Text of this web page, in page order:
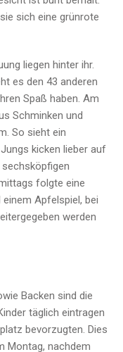
sich eine grünrote
liegen hinter ihr.
es den 43 anderen
Spaß haben. Am
Schminken und
So sieht ein
kicken lieber auf
folgte eine
Apfelspiel, bei
werden
Backen sind die
täglich eintragen
bevorzugten. Dies
Montag, nachdem